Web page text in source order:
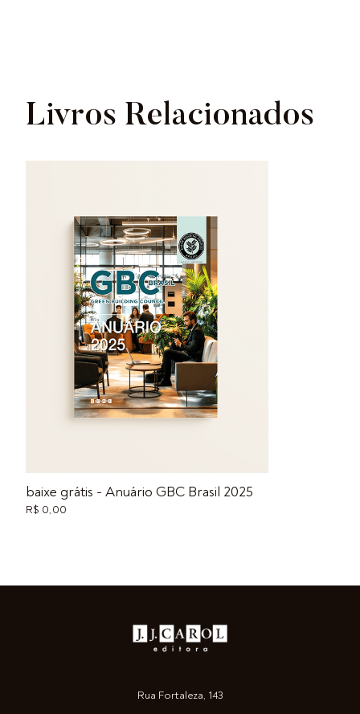
Livros Relacionados
baixe grátis - Anuário GBC Brasil 2025
R$ 0,00
Rua Fortaleza, 143